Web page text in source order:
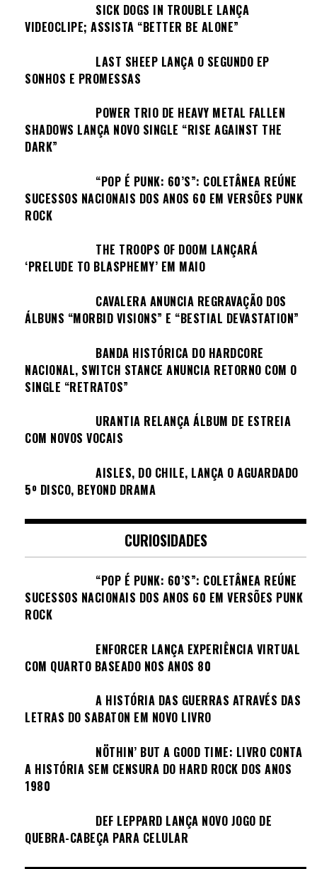
SICK DOGS IN TROUBLE LANÇA
VIDEOCLIPE; ASSISTA “BETTER BE ALONE”
LAST SHEEP LANÇA O SEGUNDO EP
SONHOS E PROMESSAS
POWER TRIO DE HEAVY METAL FALLEN
SHADOWS LANÇA NOVO SINGLE “RISE AGAINST THE
DARK”
“POP É PUNK: 60’S”: COLETÂNEA REÚNE
SUCESSOS NACIONAIS DOS ANOS 60 EM VERSÕES PUNK
ROCK
THE TROOPS OF DOOM LANÇARÁ
‘PRELUDE TO BLASPHEMY’ EM MAIO
CAVALERA ANUNCIA REGRAVAÇÃO DOS
ÁLBUNS “MORBID VISIONS” E “BESTIAL DEVASTATION”
BANDA HISTÓRICA DO HARDCORE
NACIONAL, SWITCH STANCE ANUNCIA RETORNO COM O
SINGLE “RETRATOS”
URANTIA RELANÇA ÁLBUM DE ESTREIA
COM NOVOS VOCAIS
AISLES, DO CHILE, LANÇA O AGUARDADO
5º DISCO, BEYOND DRAMA
CURIOSIDADES
“POP É PUNK: 60’S”: COLETÂNEA REÚNE
SUCESSOS NACIONAIS DOS ANOS 60 EM VERSÕES PUNK
ROCK
ENFORCER LANÇA EXPERIÊNCIA VIRTUAL
COM QUARTO BASEADO NOS ANOS 80
A HISTÓRIA DAS GUERRAS ATRAVÉS DAS
LETRAS DO SABATON EM NOVO LIVRO
NÖTHIN’ BUT A GOOD TIME: LIVRO CONTA
A HISTÓRIA SEM CENSURA DO HARD ROCK DOS ANOS
1980
DEF LEPPARD LANÇA NOVO JOGO DE
QUEBRA-CABEÇA PARA CELULAR